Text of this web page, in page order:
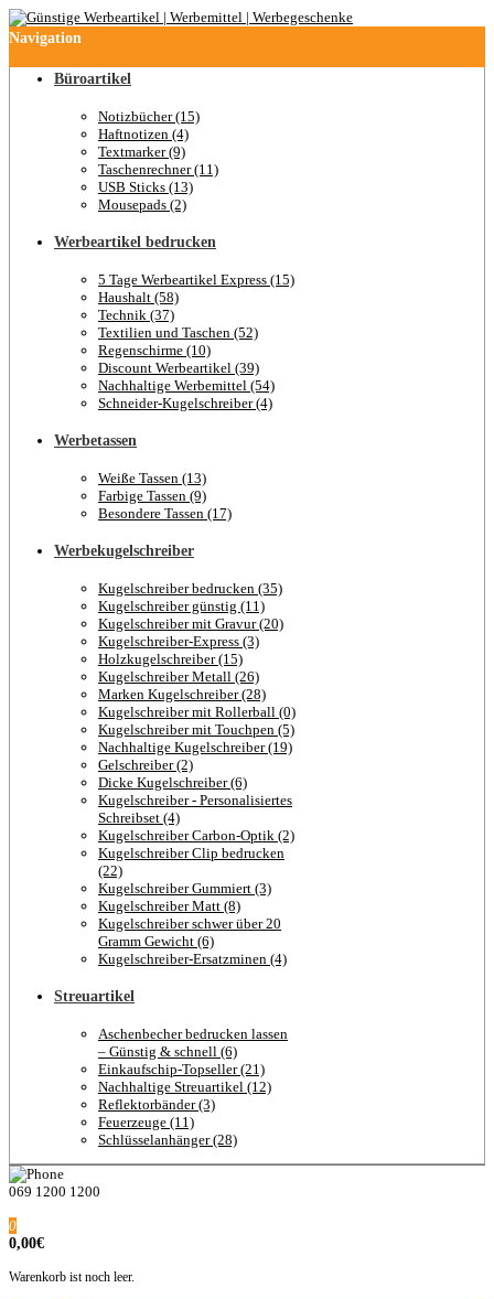
Navigation
Büroartikel
Notizbücher (15)
Haftnotizen (4)
Textmarker (9)
Taschenrechner (11)
USB Sticks (13)
Mousepads (2)
Werbeartikel bedrucken
5 Tage Werbeartikel Express (15)
Haushalt (58)
Technik (37)
Textilien und Taschen (52)
Regenschirme (10)
Discount Werbeartikel (39)
Nachhaltige Werbemittel (54)
Schneider-Kugelschreiber (4)
Werbetassen
Weiße Tassen (13)
Farbige Tassen (9)
Besondere Tassen (17)
Werbekugelschreiber
Kugelschreiber bedrucken (35)
Kugelschreiber günstig (11)
Kugelschreiber mit Gravur (20)
Kugelschreiber-Express (3)
Holzkugelschreiber (15)
Kugelschreiber Metall (26)
Marken Kugelschreiber (28)
Kugelschreiber mit Rollerball (0)
Kugelschreiber mit Touchpen (5)
Nachhaltige Kugelschreiber (19)
Gelschreiber (2)
Dicke Kugelschreiber (6)
Kugelschreiber - Personalisiertes
Schreibset (4)
Kugelschreiber Carbon-Optik (2)
Kugelschreiber Clip bedrucken
(22)
Kugelschreiber Gummiert (3)
Kugelschreiber Matt (8)
Kugelschreiber schwer über 20
Gramm Gewicht (6)
Kugelschreiber-Ersatzminen (4)
Streuartikel
Aschenbecher bedrucken lassen
– Günstig & schnell (6)
Einkaufschip-Topseller (21)
Nachhaltige Streuartikel (12)
Reflektorbänder (3)
Feuerzeuge (11)
Schlüsselanhänger (28)
069 1200 1200
0
0,00€
Warenkorb ist noch leer.